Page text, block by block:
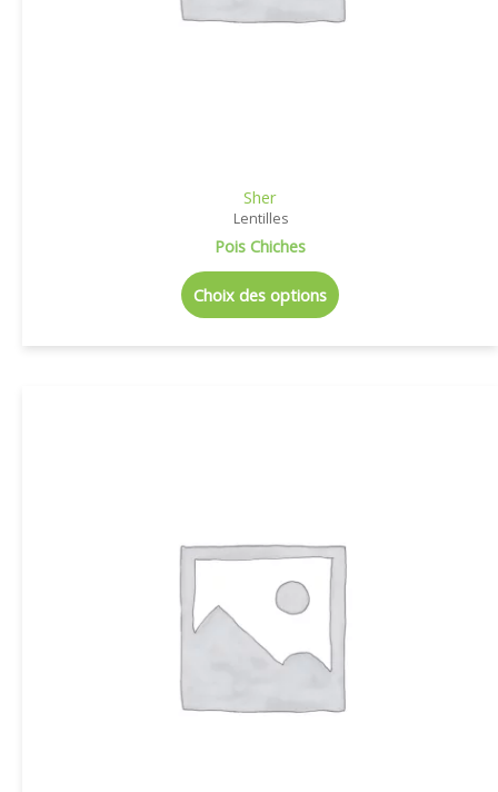
Sher
Lentilles
Pois Chiches
Choix des options